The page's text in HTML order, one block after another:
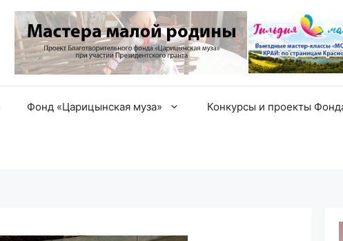
Фонд «Царицынская муза» Конкурсы и проекты